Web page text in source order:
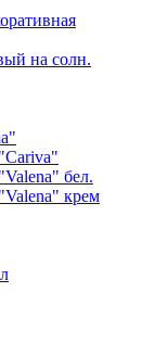
на солн.
бел.
крем